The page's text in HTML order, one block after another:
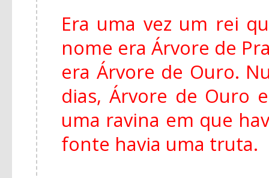
Era uma vez um rei
nome era Árvore de
era Árvore de Ouro.
dias, Árvore de Ouro
uma ravina em que
fonte havia uma truta.